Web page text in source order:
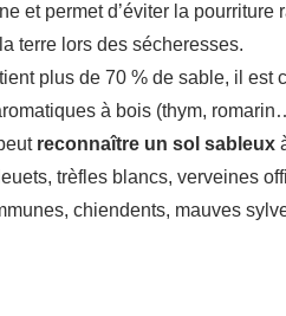
et permet d’éviter la
terre lors des sécheresses.
plus de 70 % de sable, il est
à bois (thym,
reconnaître un sol sableux
trèfles blancs, verveines
chiendents, mauves